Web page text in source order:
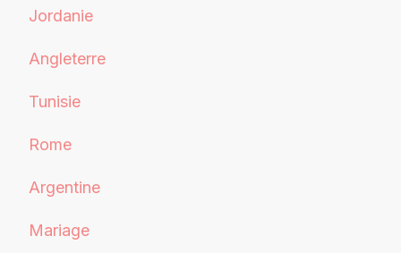
Jordanie
Angleterre
Tunisie
Rome
Argentine
Mariage